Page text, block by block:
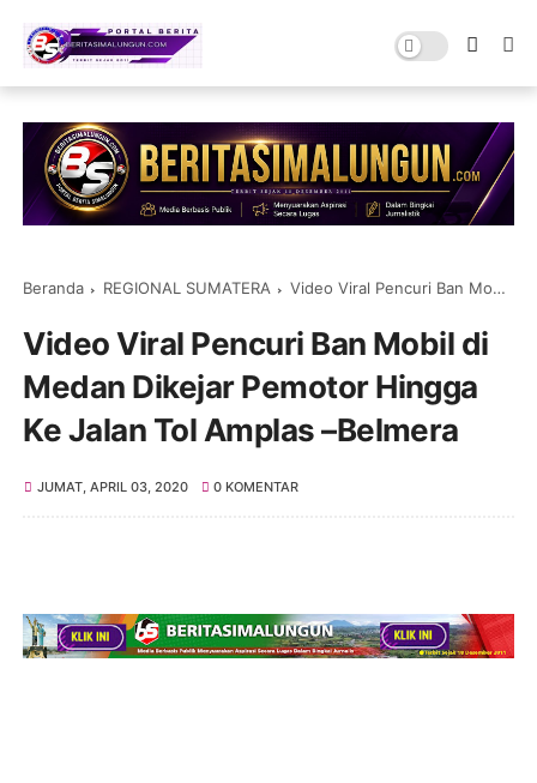
Beranda REGIONAL SUMATERA Video Viral Pencuri Ban Mobil di Medan Dikejar Pemotor Hingga Ke Jalan Tol Amplas –Belmera
Video Viral Pencuri Ban Mobil di
Medan Dikejar Pemotor Hingga
Ke Jalan Tol Amplas –Belmera
JUMAT, APRIL 03, 2020 0 KOMENTAR